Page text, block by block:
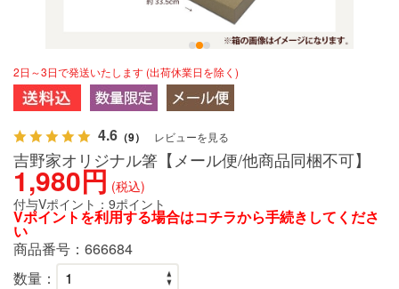
2日～3日で発送いたします (出荷休業日を除く)
4.6 （9） レビューを見る
吉野家オリジナル箸【メール便/他商品同梱不可】
1,980円 (税込)
付与Vポイント： 9ポイント
Vポイントを利用する場合はコチラから手続きしてくださ
い
商品番号： 666684
数量：